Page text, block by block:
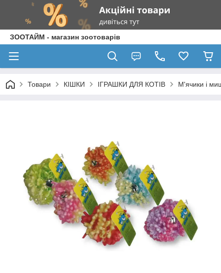
ЗООТАЙМ - магазин зоотоварів
Товари КІШКИ ІГРАШКИ ДЛЯ КОТІВ М'ячики і